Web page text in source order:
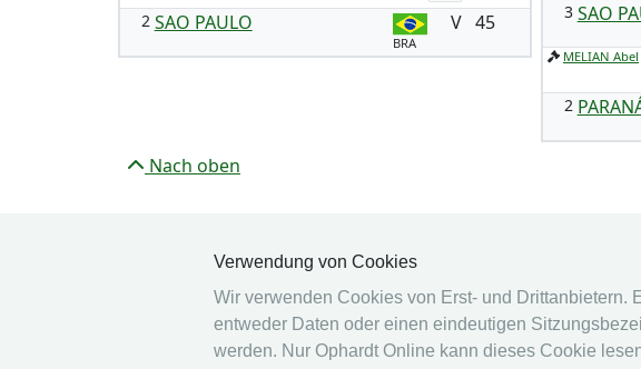
Verwendung von Cookies
Wir verwenden Cookies von Erst- und Drittanbietern.
entweder Daten oder einen eindeutigen
werden. Nur Ophardt Online kann dieses Cookie
2 SAO PAULO
BRA
V 45 3 SAO
MELIAN Abel
2
Nach oben
© 2026 Ophardt Team